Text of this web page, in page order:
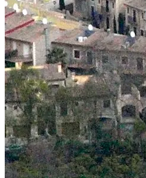
Wann immer es Ihnen passt: In der
Was ist in der Miete
Der Mietpreis umfasst zwei
Muss ich im Voraus
Keine Vorauszahlung — Sie zahlen